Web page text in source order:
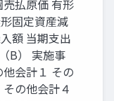
払原価 有形
固定資産減
額 当期支出
B） 実施事
会計１ その
の他会計４